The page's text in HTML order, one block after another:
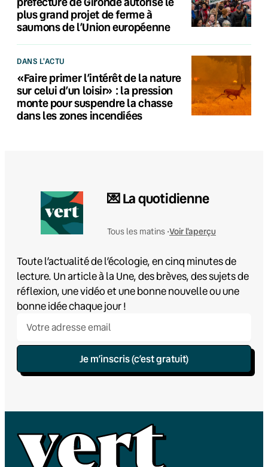
plus grand projet de ferme à
saumons de l’Union européenne
DANS L'ACTU
«Faire primer l’intérêt de la nature
sur celui d’un loisir» : la pression
monte pour suspendre la chasse
dans les zones incendiées
💌 La quotidienne
Tous les matins •Voir l'aperçu
Toute l’actualité de l’écologie, en cinq minutes de
lecture. Un article à la Une, des brèves, des sujets de
réflexion, une vidéo et une bonne nouvelle ou une
bonne idée chaque jour !
Je m’inscris (c’est gratuit)